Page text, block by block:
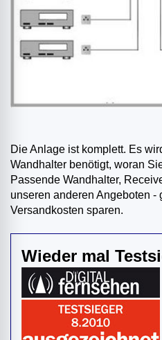
Die Anlage ist komplett. Es
Wandhalter benötigt, woran
Passende Wandhalter,
unseren anderen Angeboten -
Versandkosten sparen.
Wieder mal